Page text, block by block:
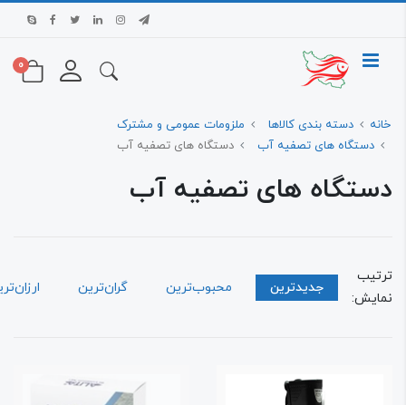
دسته بندی کالاها
ملزومات عمومی و مشترک
دستگاه های تصفیه آب
دستگاه های تصفیه آب
های تصفیه آب
جدیدترین محبوب‌ترین گران‌ترین ارزان‌ترین